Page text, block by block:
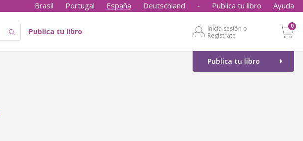
Brasil Portugal España Deutschland - Publica tu libro Ayuda
Publica tu libro
Inicia sesión o
Regístrate
0
Publica tu libro